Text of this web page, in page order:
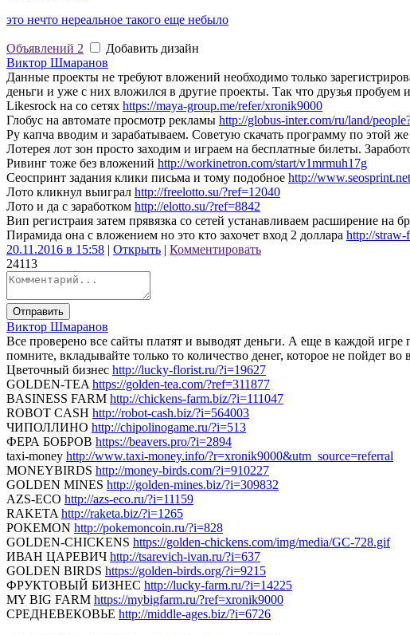
это нечто нереальное такого еще небыло
Объявлений 2
Добавить дизайн
Виктор Шмаранов
Данные проекты не требуют вложений необходимо только
деньги и уже с них вложился в другие проекты. Так что друзья пробуем
Likesrock на со сетях https://maya-group.me/refer/xronik9000
Глобус на автомате просмотр рекламы http://globus-inter.com/ru/land/
Ру капча вводим и зарабатываем. Советую скачать программу по этой
Лотерея лот зон просто заходим и играем на бесплатные билеты.
Ривинг тоже без вложений http://workinetron.com/start/v1mrmuh17g
Сеоспринт задания клики письма и тому подобное http://
Лото кликнул выиграл http://freelotto.su/?ref=12040
Лото и да с заработком http://elotto.su/?ref=8842
Вип регистраия затем прявязка со сетей устанавливаем расширение на
Пирамида она с вложением но это кто захочет вход 2 доллара http://straw-
20.11.2016 в 15:58 | Открыть | Комментировать
24113
Отправить
Виктор Шмаранов
Все проверено все сайты платят и выводят деньги. А еще в каждой
помните, вкладывайте только то количество денег, которое не пойдет
Цветочный бизнес http://lucky-florist.ru/?i=19627
GOLDEN-TEA https://golden-tea.com/?ref=311877
BASINESS FARM http://chickens-farm.biz/?i=111047
ROBOT CASH http://robot-cash.biz/?i=564003
ЧИПОЛЛИНО http://chipolinogame.ru/?i=513
ФЕРА БОБРОВ https://beavers.pro/?i=2894
taxi-money http://www.taxi-money.info/?r=xronik9000&utm_source=referral
MONEYBIRDS http://money-birds.com/?i=910227
GOLDEN MINES http://golden-mines.biz/?i=309832
AZS-ECO http://azs-eco.ru/?i=11159
RAKETA http://raketa.biz/?i=1265
POKEMON http://pokemoncoin.ru/?i=828
GOLDEN-CHICKENS https://golden-chickens.com/img/media/GC-728.gif
ИВАН ЦАРЕВИЧ http://tsarevich-ivan.ru/?i=637
GOLDEN BIRDS https://golden-birds.org/?i=9215
ФРУКТОВЫЙ БИЗНЕС http://lucky-farm.ru/?i=14225
MY BIG FARM https://mybigfarm.ru/?ref=xronik9000
СРЕДНЕВЕКОВЬЕ http://middle-ages.biz/?i=6726